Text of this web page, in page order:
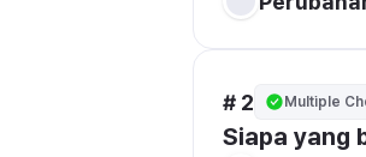
# 2 Multiple
Siapa yang